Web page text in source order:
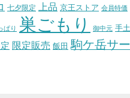
七夕限定 上品 京王ストア 会員特価
ぱり 巣ごもり 御中元 手
限定販売 飯田 駒ケ岳サ